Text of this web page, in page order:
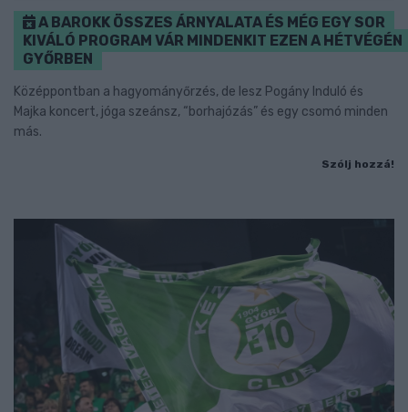
A BAROKK ÖSSZES ÁRNYALATA ÉS MÉG EGY SOR
KIVÁLÓ PROGRAM VÁR MINDENKIT EZEN A HÉTVÉGÉN
GYŐRBEN
Középpontban a hagyományőrzés, de lesz Pogány Induló és
Majka koncert, jóga szeánsz, “borhajózás” és egy csomó minden
más.
Szólj hozzá!